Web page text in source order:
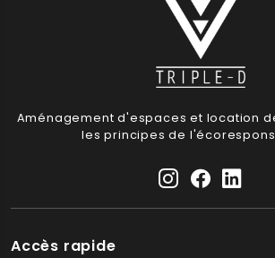
Aménagement d'espaces et location
les principes de
Accès rapide